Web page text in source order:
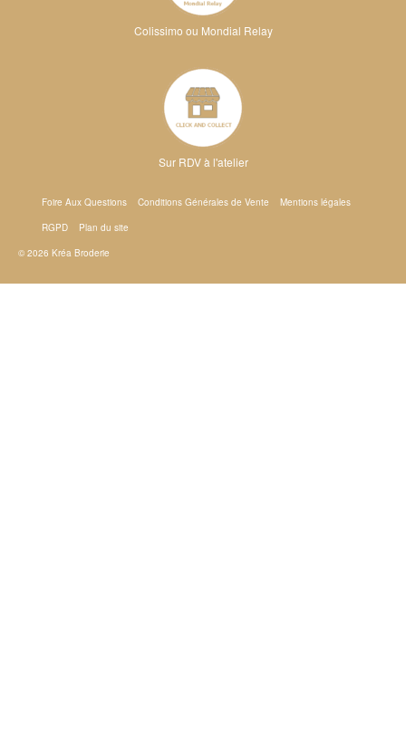
Colissimo ou Mondial Relay
Sur RDV à l'atelier
Foire Aux Questions Conditions Générales de Vente
Mentions légales
RGPD
Plan du site
© 2026 Kréa Broderie